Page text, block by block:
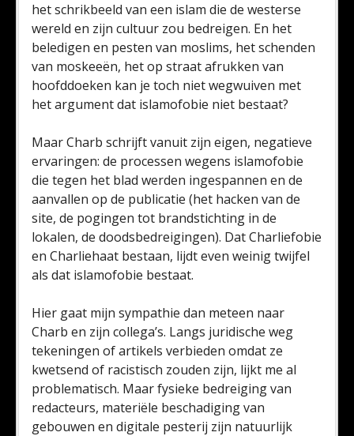
het schrikbeeld van een islam die de westerse
wereld en zijn cultuur zou bedreigen. En het
beledigen en pesten van moslims, het schenden
van moskeeën, het op straat afrukken van
hoofddoeken kan je toch niet wegwuiven met
het argument dat islamofobie niet bestaat?
Maar Charb schrijft vanuit zijn eigen, negatieve
ervaringen: de processen wegens islamofobie
die tegen het blad werden ingespannen en de
aanvallen op de publicatie (het hacken van de
site, de pogingen tot brandstichting in de
lokalen, de doodsbedreigingen). Dat Charliefobie
en Charliehaat bestaan, lijdt even weinig twijfel
als dat islamofobie bestaat.
Hier gaat mijn sympathie dan meteen naar
Charb en zijn collega’s. Langs juridische weg
tekeningen of artikels verbieden omdat ze
kwetsend of racistisch zouden zijn, lijkt me al
problematisch. Maar fysieke bedreiging van
redacteurs, materiële beschadiging van
gebouwen en digitale pesterij zijn natuurlijk